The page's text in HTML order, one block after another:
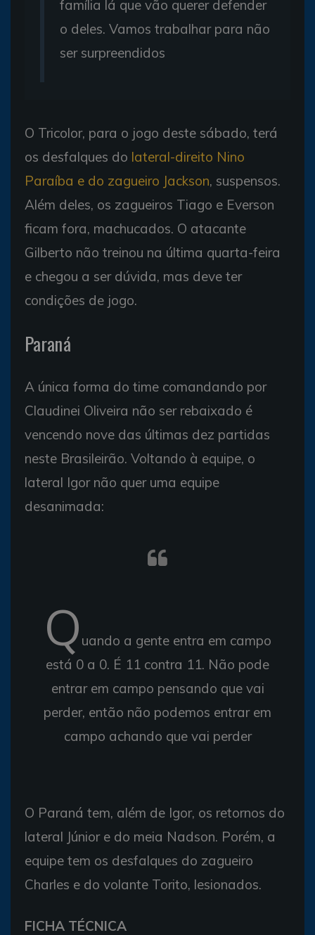
família lá que vão querer defender
o deles. Vamos trabalhar para não
ser surpreendidos
O Tricolor, para o jogo deste sábado, terá
os desfalques do lateral-direito Nino
Paraíba e do zagueiro Jackson, suspensos.
Além deles, os zagueiros Tiago e Everson
ficam fora, machucados. O atacante
Gilberto não treinou na última quarta-feira
e chegou a ser dúvida, mas deve ter
condições de jogo.
Paraná
A única forma do time comandando por
Claudinei Oliveira não ser rebaixado é
vencendo nove das últimas dez partidas
neste Brasileirão. Voltando à equipe, o
lateral Igor não quer uma equipe
desanimada:
Q uando a gente entra em campo
está 0 a 0. É 11 contra 11. Não pode
entrar em campo pensando que vai
perder, então não podemos entrar em
campo achando que vai perder
O Paraná tem, além de Igor, os retornos do
lateral Júnior e do meia Nadson. Porém, a
equipe tem os desfalques do zagueiro
Charles e do volante Torito, lesionados.
FICHA TÉCNICA